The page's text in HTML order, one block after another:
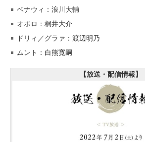
ベナウィ：浪川大輔
オボロ：桐井大介
ドリィ／グラァ：渡辺明乃
ムント：白熊寛嗣
【放送・配信情報】